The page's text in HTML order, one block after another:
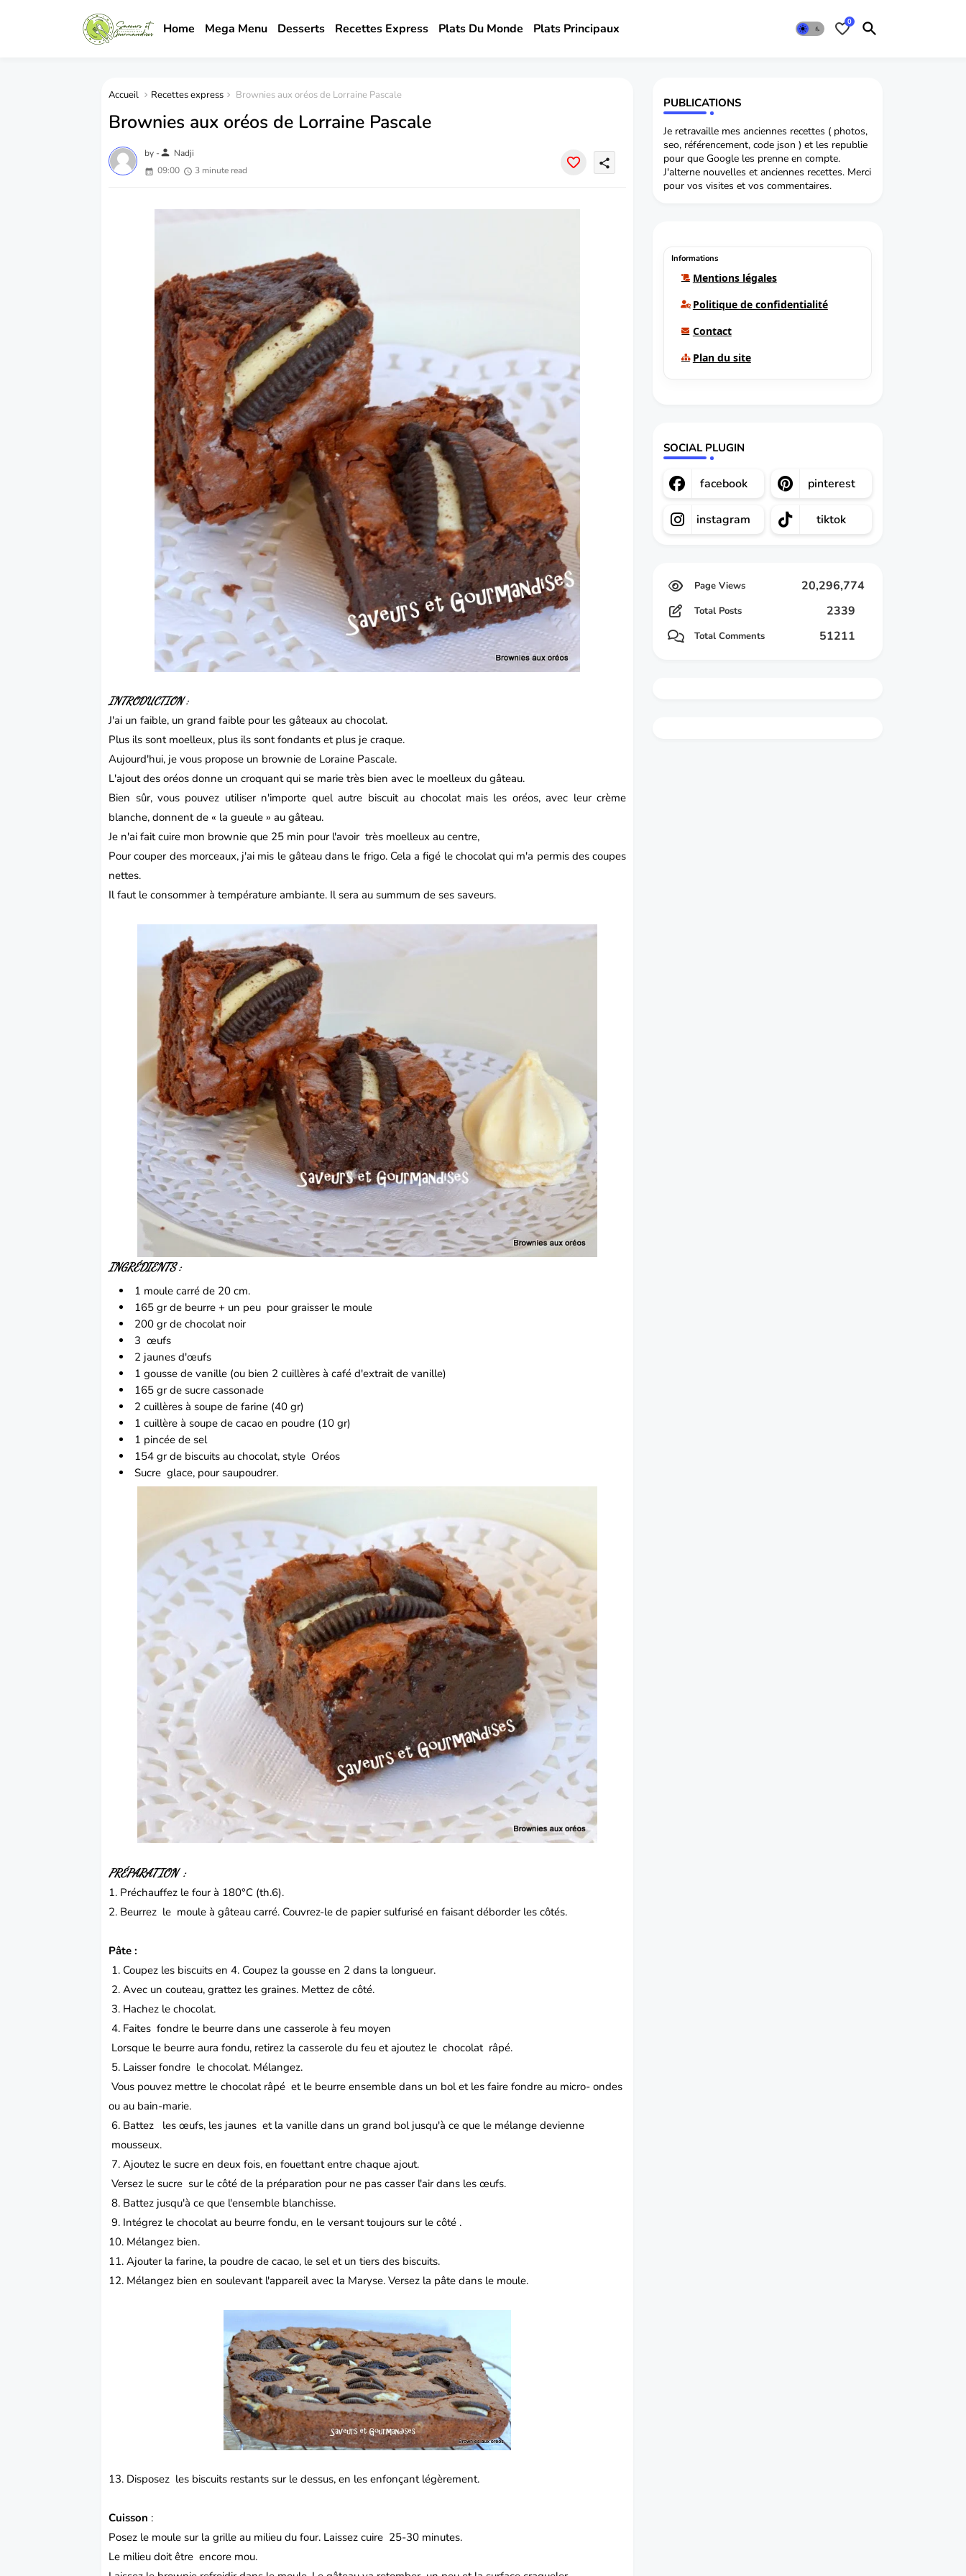
Home Mega Menu Desserts Recettes Express Plats Du Monde Plats Principaux 0
Accueil Recettes express Brownies aux oréos de Lorraine Pascale
Brownies aux oréos de Lorraine Pascale
by -person Nadji
09:00
3 minute read
share
INTRODUCTION :
J'ai un faible, un grand faible pour lesgâteaux au chocolat.
Plus ils sont moelleux, plus ils sont fondants et plus je craque.
Aujourd'hui, je vous propose un brownie de Loraine Pascale.
L'ajout des oréos donne un croquant qui se marie très bien avec le moelleux du gâteau.
Bien sûr, vous pouvez utiliser n'importe quel autre biscuit au chocolat mais les oréos, avec leur crème
blanche, donnent de « la gueule » au gâteau.
Je n'ai fait cuire mon brownie que 25 min pour l'avoir très moelleux au centre,
Pour couper des morceaux, j'ai mis le gâteau dans le frigo. Cela a figé le chocolat qui m'a permis des coupes
nettes.
Il faut le consommer à température ambiante. Il sera au summum de ses saveurs.
INGRÉDIENTS :
1 moule carré de 20 cm.
165 gr de beurre + un peu pour graisser le moule
200 gr de chocolat noir
3 œufs
2 jaunes d'œufs
1 gousse de vanille (ou bien 2 cuillères à café d'extrait de vanille)
165 gr de sucre cassonade
2 cuillères à soupe de farine (40 gr)
1 cuillère à soupe de cacao en poudre (10 gr)
1 pincée de sel
154 gr de biscuits au chocolat, style Oréos
Sucre glace, pour saupoudrer.
PRÉPARATION :
1. Préchauffez le four à 180°C (th.6).
2. Beurrez le moule à gâteau carré. Couvrez-le de papier sulfurisé en faisant déborder les côtés.
Pâte :
1. Coupez les biscuits en 4. Coupez la gousse en 2 dans la longueur.
2. Avec un couteau, grattez les graines. Mettez de côté.
3. Hachez le chocolat.
4. Faites fondre le beurre dans une casserole à feu moyen
Lorsque le beurre aura fondu, retirez la casserole du feu et ajoutez le chocolat râpé.
5. Laisser fondre le chocolat. Mélangez.
Vous pouvez mettre le chocolat râpé et le beurre ensemble dans un bol et les faire fondre au micro- ondes
ou au bain-marie.
6. Battez les œufs, les jaunes et la vanille dans un grand bol jusqu'à ce que le mélange devienne
mousseux.
7. Ajoutez le sucre en deux fois, en fouettant entre chaque ajout.
Versez le sucre sur le côté de la préparation pour ne pas casser l'air dans les œufs.
8. Battez jusqu'à ce que l'ensemble blanchisse.
9. Intégrez le chocolat au beurre fondu, en le versant toujours sur le côté .
10. Mélangez bien.
11. Ajouter la farine, la poudre de cacao, le sel et un tiers des biscuits.
12. Mélangez bien en soulevant l'appareil avec la Maryse. Versez la pâte dans le moule.
13. Disposez les biscuits restants sur le dessus, en les enfonçant légèrement.
Cuisson :
Posez le moule sur la grille au milieu du four. Laissez cuire 25-30 minutes.
Le milieu doit être encore mou.
PUBLICATIONS
Je retravaille mes anciennes recettes ( photos,
seo, référencement, code json ) et les republie
pour que Google les prenne en compte.
J'alterne nouvelles et anciennes recettes. Merci
pour vos visites et vos commentaires.
Informations
Mentions légales
Politique de confidentialité
Contact
Plan du site
SOCIAL PLUGIN
facebook pinterest
instagram tiktok
20,296,774
Total Posts 2339
Total Comments 51211